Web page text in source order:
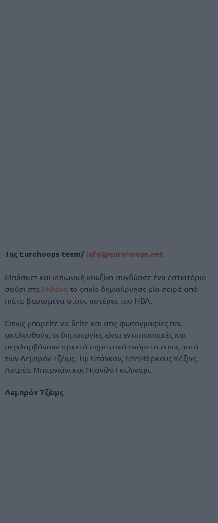
Της Eurohoops team/ info@eurohoops.net
Μπάσκετ και ιαπωνική κουζίνα συνδύασε ένα εστιατόριο
σούσι στο Μιλάνο το οποίο δημιούργησε μία σειρά από
πιάτα βασισμένα στους αστέρες του ΝΒΑ.
Όπως μπορείτε να δείτε και στις φωτογραφίες που
ακολουθούν, οι δημιουργίες είναι εντυπωσιακές και
περιλαμβάνουν αρκετά σημαντικά ονόματα όπως αυτά
των Λεμπρόν Τζέιμς, Τιμ Ντάνκαν, ΝτεΜάρκους Κάζινς,
Αντρέα Μπαρνιάνι και Ντανίλο Γκαλινάρι.
Λεμπρόν Τζέιμς